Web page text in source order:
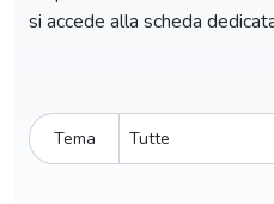
si accede alla scheda
Tema